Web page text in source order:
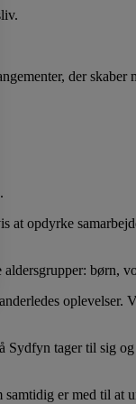
der
at opdyrke
børn,
oplevelser.
tager til sig
er med til at